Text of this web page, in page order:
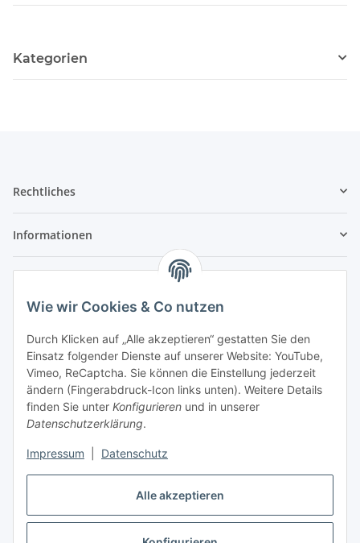
Alle akzeptieren
Wie wir Cookies & Co nutzen
Durch Klicken auf „Alle akzeptieren“ gestatten Sie den
Einsatz folgender Dienste auf unserer Website: YouTube,
Vimeo, ReCaptcha. Sie können die Einstellung jederzeit
ändern (Fingerabdruck-Icon links unten). Weitere Details
finden Sie unter Konfigurieren und in unserer
Datenschutzerklärung.
Impressum Datenschutz
Kategorien
Rechtliches
Informationen
Wir sind kein Spielwarenhändler i. S. d.
Spielwarenverordnung
Die meisten der von uns vertriebenen Produkte sind
nur für ein Erwachsenenhobby gedacht. Diese
Produkte gehören nicht in unbeaufsichtigte
Kinderhände unter 14 Jahren. Mit dem Kaufabschluss
bestätigen Sie, dass Ihnen das bekannt ist, Sie über 14
Jahre alt sind und die Teile nicht an Kinder unter 14